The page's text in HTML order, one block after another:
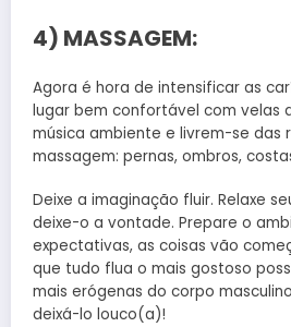
4) MASSAGEM:
Agora é hora de intensificar as
lugar bem confortável com velas
música ambiente e livrem-se das
massagem: pernas, ombros,
Deixe a imaginação fluir. Relaxe
deixe-o a vontade. Prepare o
expectativas, as coisas vão
que tudo flua o mais gostoso
mais erógenas do corpo
deixá-lo louco(a)!